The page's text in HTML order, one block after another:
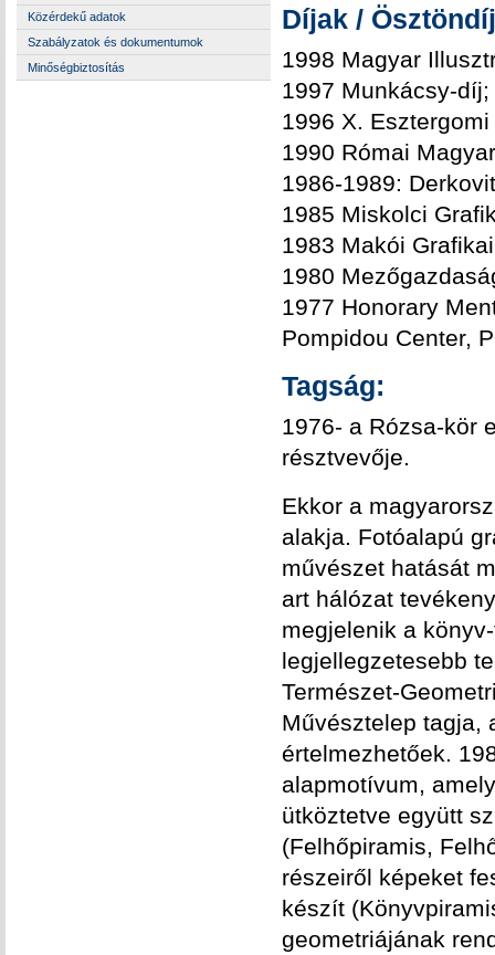
Közérdekű adatok
Szabályzatok és dokumentumok
Minőségbiztosítás
Díjak /
1998 Magyar
1997 Munkácsy-
1996 X.
1990 Római
1986-1989:
1985 Miskolci
1983 Makói
1980
1977 Honorary
Pompidou Center,
Tagság:
1976- a Rózsa-kör
résztvevője.
Ekkor a
alakja. Fotóalapú
művészet hatását
art hálózat
megjelenik a
legjellegzetesebb
Természet-
Művésztelep tagja,
értelmezhetőek.
alapmotívum,
ütköztetve együtt
(Felhőpiramis,
részeiről képeket
készít
geometriájának